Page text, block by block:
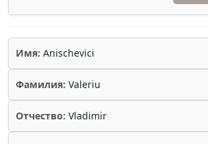
Имя: Anischevici
Фамилия: Valeriu
Отчество: Vladimir